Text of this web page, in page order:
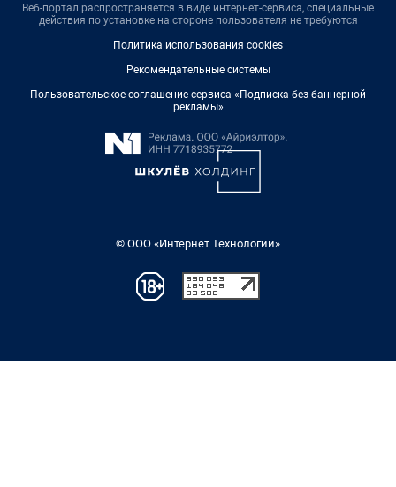
Веб-портал распространяется в виде интернет-сервиса, специальные
действия по установке на стороне пользователя не требуются
Политика использования cookies
Рекомендательные системы
Пользовательское соглашение сервиса «Подписка без баннерной
рекламы»
© ООО «Интернет Технологии»